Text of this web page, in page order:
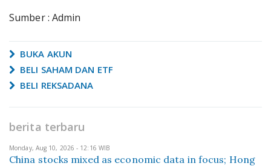
Sumber : Admin
BUKA AKUN
BELI SAHAM DAN ETF
BELI REKSADANA
berita terbaru
Monday, Aug 10, 2026 - 12:16 WIB
China stocks mixed as economic data in focus; Hong